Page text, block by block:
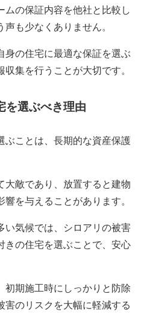
の保証内容を他社と比較し
も少なくありません。
身の住宅に最適な保証を選ぶ
集を行うことが大切です。
を選ぶべき理由
ぶことは、長期的な資産保護
大敵であり、放置すると建物
を与えることがあります。
い気候では、シロアリの被害
きの住宅を選ぶことで、安心
初期施工時にしっかりと防除
害のリスクを大幅に軽減する